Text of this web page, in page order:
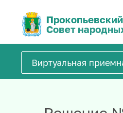
Совет
Виртуальная